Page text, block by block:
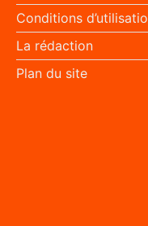
Conditions
La rédaction
Plan du site